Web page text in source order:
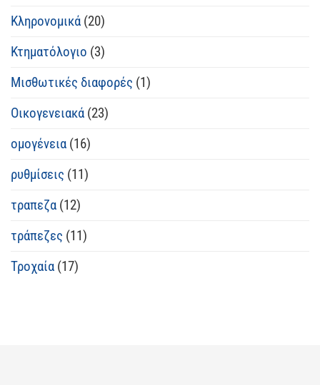
Κληρονομικά (20)
Κτηματόλογιο (3)
Μισθωτικές διαφορές (1)
Οικογενειακά (23)
ομογένεια (16)
ρυθμίσεις (11)
τραπεζα (12)
τράπεζες (11)
Τροχαία (17)